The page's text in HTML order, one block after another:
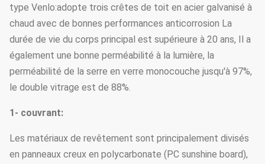
type Venlo:adopte trois crêtes de toit en acier galvanisé à
chaud avec de bonnes performances anticorrosion La
durée de vie du corps principal est supérieure à 20 ans, Il a
également une bonne perméabilité à la lumière, la
perméabilité de la serre en verre monocouche jusqu'à 97%,
le double vitrage est de 88%.
1- couvrant:
Les matériaux de revêtement sont principalement divisés
en panneaux creux en polycarbonate (PC sunshine board),